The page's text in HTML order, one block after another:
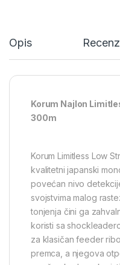
Opis
Korum Najlon
300m
Korum Limitless Low
kvalitetni japanski
povećan nivo
svojstvima malog
tonjenja čini ga
koristi sa
za klasičan feeder
premca, a njegova